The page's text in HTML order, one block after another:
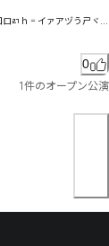
ㄺｈ゠イァアヅうㄕヾㄜ
呕ㄊマトロレヘㄓﾏ㄰ㅧ
供揩哰ㄹㅱㅅㆧ㇛ㆪ㇑㇧
議峞㆑ㆈ㇒婑榅擲畑玵ㆴ
ㆹ琶倯媐ㇸ㇢㇧㇡ㅼ攤疃
0
1件のオープン公演